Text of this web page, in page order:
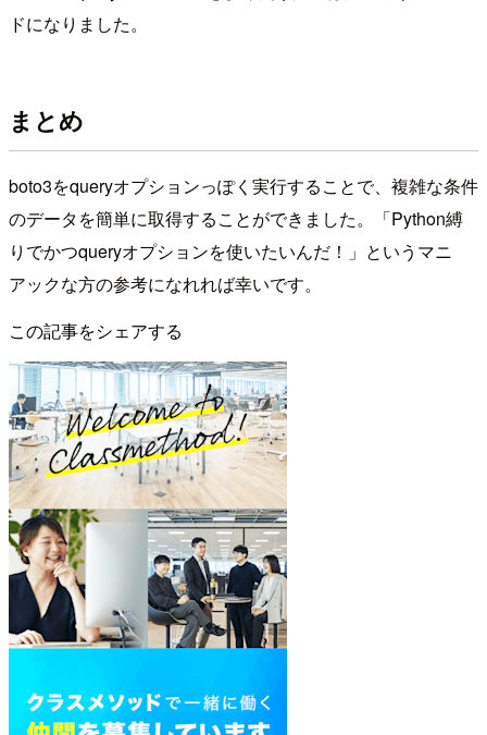
ドになりました。
まとめ
boto3をqueryオプションっぽく実行することで、複雑な条件
のデータを簡単に取得することができました。「Python縛
りでかつqueryオプションを使いたいんだ！」というマニ
アックな方の参考になれれば幸いです。
この記事をシェアする